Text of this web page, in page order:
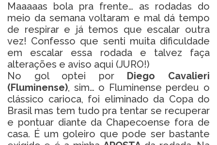
Maaaaas bola pra frente… as rodadas do
meio da semana voltaram e mal dá tempo
de respirar e já temos que escalar outra
vez! Confesso que senti muita dificuldade
em escalar essa rodada e talvez faça
alterações e aviso aqui (JURO!)
No gol optei por Diego Cavalieri
(Fluminense), sim… o Fluminense perdeu o
clássico carioca, foi eliminado da Copa do
Brasil mas tem tudo pra tentar se recuperar
e pontuar diante da Chapecoense fora de
casa. É um goleiro que pode ser bastante